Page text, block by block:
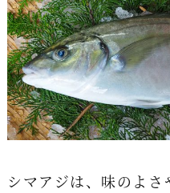
シマアジは、味のよ